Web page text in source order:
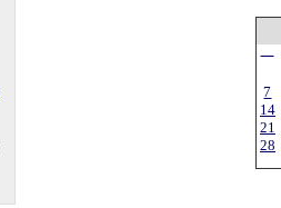
一
7
14
21
28